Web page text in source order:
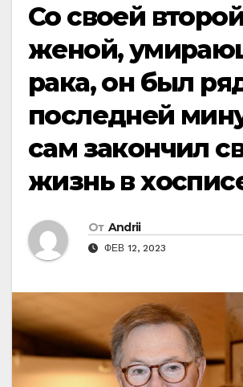
Со своей
женой,
рака, он был
последней
сам закончил
жизнь в
От Andrii
ФЕВ 12, 2023